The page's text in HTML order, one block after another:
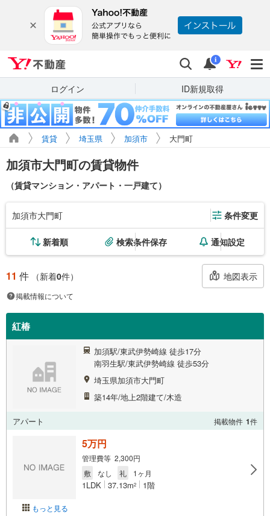
検索 通知
i
ログイン ID新規取得
賃貸 埼玉県 加須市 大門町
加須市大門町の賃貸物件
（賃貸マンション・アパート・一戸建て）
加須市大門町 条件変更
新着順 検索条件保存 通知設定
11 件 （新着0件） 地図表示
掲載情報について
紅椿
加須駅/東武伊勢崎線 徒歩17分
南羽生駅/東武伊勢崎線 徒歩53分
埼玉県加須市大門町
築14年/地上2階建て/木造
アパート 掲載物件 1件
もっと見る
5万円
管理費等 2,300円
敷
なし 礼 1ヶ月
1LDK 37.13m2 1階